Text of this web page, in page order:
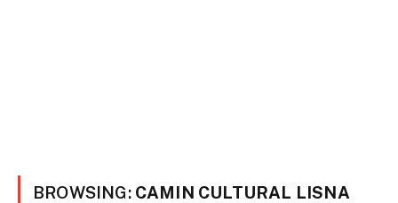
BROWSING: CAMIN CULTURAL LISNA